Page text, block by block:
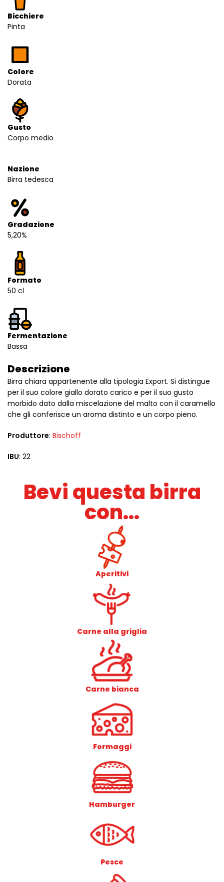
Bicchiere
Pinta
Colore
Dorata
Gusto
Corpo medio
Nazione
Birra tedesca
Gradazione
5,20%
Formato
50 cl
Fermentazione
Bassa
Descrizione
Birra chiara appartenente alla tipologia Export. Si distingue
per il suo colore giallo dorato carico e per il suo gusto
morbido dato dalla miscelazione del malto con il caramello
che gli conferisce un aroma distinto e un corpo pieno.
Produttore: Bischoff
IBU: 22
Bevi questa birra
con...
Aperitivi
Carne alla griglia
Carne bianca
Formaggi
Hamburger
Pesce